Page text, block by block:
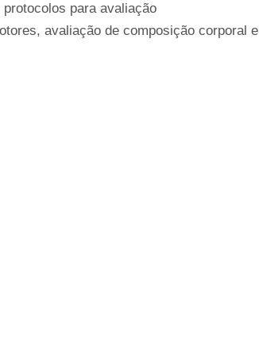
para avaliação
avaliação de composição corporal e